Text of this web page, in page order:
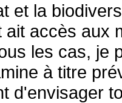
et la
ait accès aux
les cas, je
à titre
d'envisager